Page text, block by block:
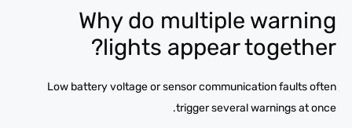
Why do multiple warning
lights appear together?
Low battery voltage or sensor communication faults often
trigger several warnings at once.